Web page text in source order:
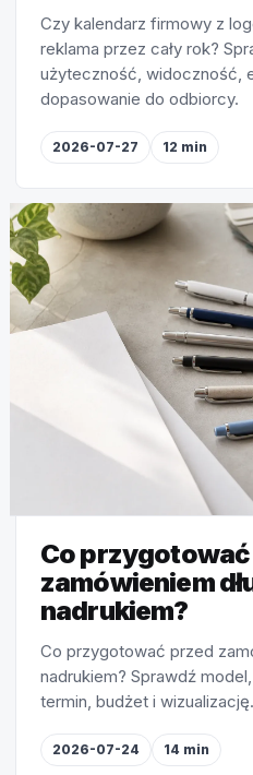
Czy kalendarz firmowy z
reklama przez cały rok?
użyteczność, widoczność,
dopasowanie do odbiorcy.
2026-07-27 12 min
Co
zamówieniem
nadrukiem?
Co przygotować przed
nadrukiem? Sprawdź
termin, budżet i wizualizację.
2026-07-24 14 min